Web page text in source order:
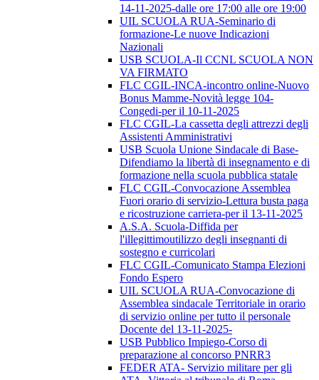
14-11-2025-dalle ore 17:00 alle ore 19:00
UIL SCUOLA RUA-Seminario di
formazione-Le nuove Indicazioni
Nazionali
USB SCUOLA-Il CCNL SCUOLA NON
VA FIRMATO
FLC CGIL-INCA-incontro online-Nuovo
Bonus Mamme-Novità legge 104-
Congedi-per il 10-11-2025
FLC CGIL-La cassetta degli attrezzi degli
Assistenti Amministrativi
USB Scuola Unione Sindacale di Base-
Difendiamo la libertà di insegnamento e di
formazione nella scuola pubblica statale
FLC CGIL-Convocazione Assemblea
Fuori orario di servizio-Lettura busta paga
e ricostruzione carriera-per il 13-11-2025
A.S.A. Scuola-Diffida per
l'illegittimoutilizzo degli insegnanti di
sostegno e curricolari
FLC CGIL-Comunicato Stampa Elezioni
Fondo Espero
UIL SCUOLA RUA-Convocazione di
Assemblea sindacale Territoriale in orario
di servizio online per tutto il personale
Docente del 13-11-2025-
USB Pubblico Impiego-Corso di
preparazione al concorso PNRR3
FEDER ATA- Servizio militare per gli